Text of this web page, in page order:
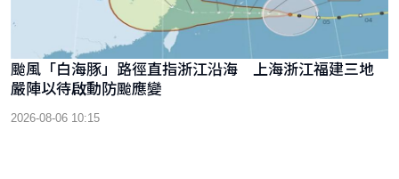
颱風「白海豚」路徑直指浙江沿海 上海浙江福建三地
嚴陣以待啟動防颱應變
2026-08-06 10:15